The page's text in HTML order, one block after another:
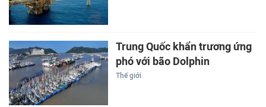
Trung Quốc khẩn trương ứng
phó với bão Dolphin
Thế giới